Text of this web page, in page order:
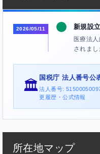
2026/05/11 新規設
医療法
されまし
🏛️
国税庁 法人番号公
法人番号:
更履歴・公式情報
所在地マップ